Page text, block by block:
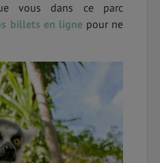
vous dans ce parc
billets en lignepour ne